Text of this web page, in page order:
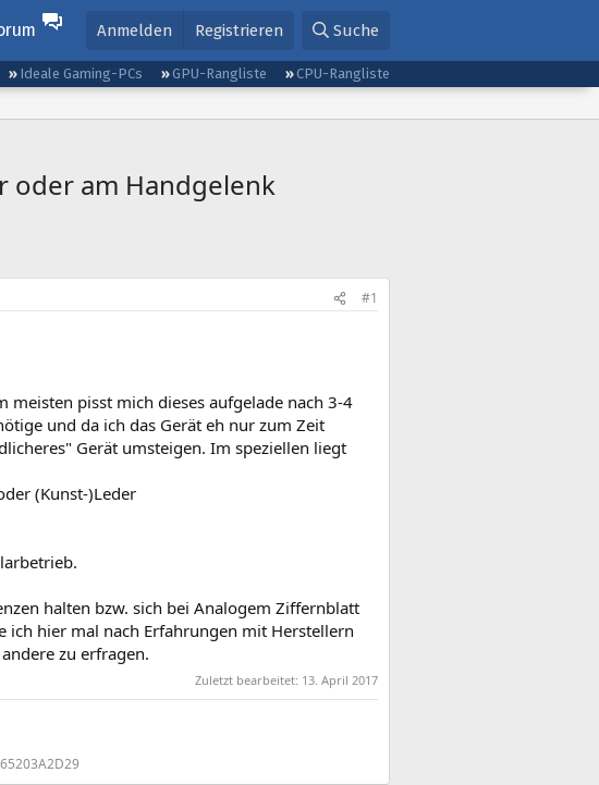
Anmelden Registrieren Suche
Ideale Gaming-PCs GPU-Rangliste
CPU-Rangliste
oder am Handgelenk
#1
pisst mich dieses aufgelade nach 3-4
und da ich das Gerät eh nur zum Zeit
Gerät umsteigen. Im speziellen liegt
(Kunst-)Leder
halten bzw. sich bei Analogem Ziffernblatt
ich hier mal nach Erfahrungen mit Herstellern
zu erfragen.
Zuletzt bearbeitet: 13. April 2017